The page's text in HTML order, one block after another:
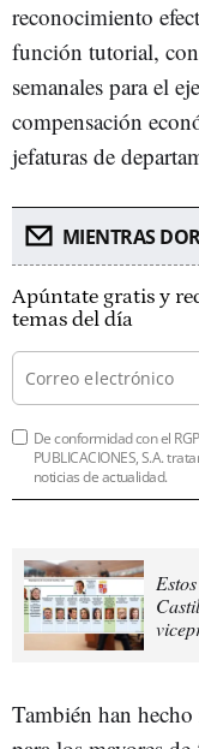
reconocimiento
función tutorial,
semanales para el
compensación
jefaturas de
MIENTRAS
Apúntate gratis y
temas del día
De conformidad con el
PUBLICACIONES, S.A.
noticias de actualidad.
También han